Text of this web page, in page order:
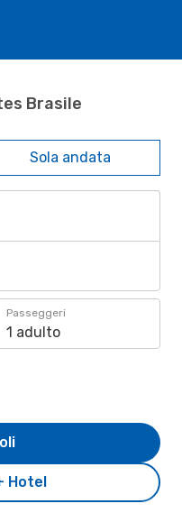
Brasile
Sola andata
Passeggeri
1 adulto
Hotel